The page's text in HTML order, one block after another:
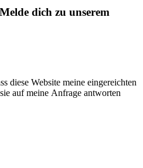
dich zu unserem
diese Website meine eingereichten
auf meine Anfrage antworten